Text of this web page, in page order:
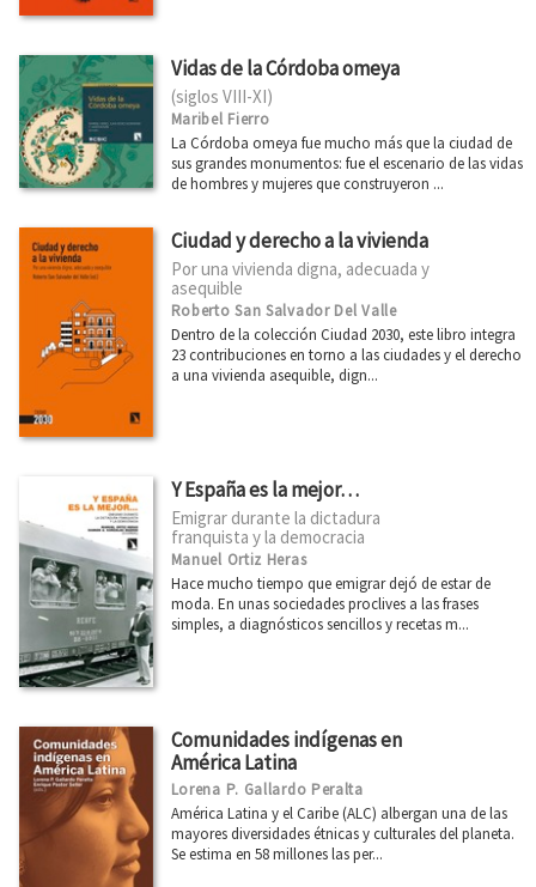
Educación
Ética
Euskadi
Feminismo
Filosofía
Física
Ver todas... (21)
Boletín julio 2026
Boletín mayo 2026
Boletín abril 2026
Boletín marzo 2026
Ver todos... (66)
Vidas de la Córdoba omeya
(siglos VIII-XI)
Maribel Fierro
La Córdoba omeya fue mucho más que la ciudad de
sus grandes monumentos: fue el escenario de las vidas
de hombres y mujeres que construyeron ...
Ciudad y derecho a la vivienda
Por una vivienda digna, adecuada y
asequible
Roberto San Salvador Del Valle
Dentro de la colección Ciudad 2030, este libro integra
23 contribuciones en torno a las ciudades y el derecho
a una vivienda asequible, dign...
Y España es la mejor…
Emigrar durante la dictadura
franquista y la democracia
Manuel Ortiz Heras
Hace mucho tiempo que emigrar dejó de estar de
moda. En unas sociedades proclives a las frases
simples, a diagnósticos sencillos y recetas m...
Comunidades indígenas en
América Latina
Lorena P. Gallardo Peralta
América Latina y el Caribe (ALC) albergan una de las
mayores diversidades étnicas y culturales del planeta.
Se estima en 58 millones las per...